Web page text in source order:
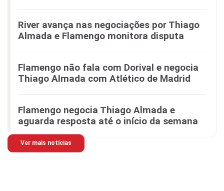
River avança nas negociações por Thiago
Almada e Flamengo monitora disputa
Flamengo não fala com Dorival e negocia
Thiago Almada com Atlético de Madrid
Flamengo negocia Thiago Almada e
aguarda resposta até o início da semana
Ver mais notícias